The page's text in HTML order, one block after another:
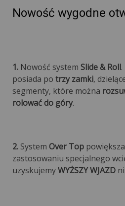
Nowość wygodne
1. Nowość system Slide & Roll
posiada po trzy zamki,
segmenty, które można
rolować do góry
2. System Over Top
zastosowaniu specjalnego
uzyskujemyWYŻSZY WJAZD